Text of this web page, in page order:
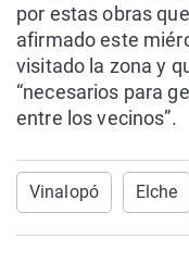
por estas obras
afirmado este
visitado la zona y
“necesarios para
entre los vecinos”.
Vinalopó Elche